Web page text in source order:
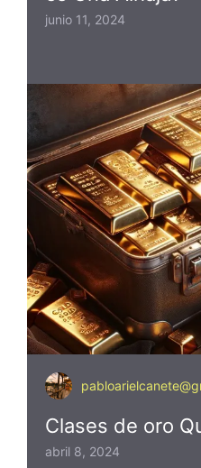
junio 11, 2024
Clases de oro
abril 8, 2024